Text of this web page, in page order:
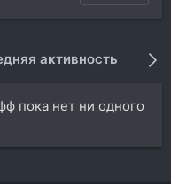
активность
пока нет ни одного